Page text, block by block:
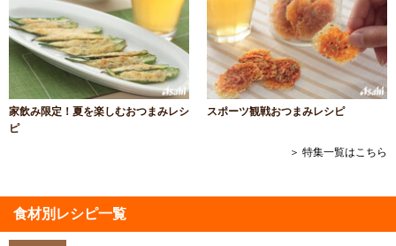
家飲み限定！夏を楽しむおつまみレシ
ピ
スポーツ観戦おつまみレシピ
＞ 特集一覧はこちら
食材別レシピ一覧